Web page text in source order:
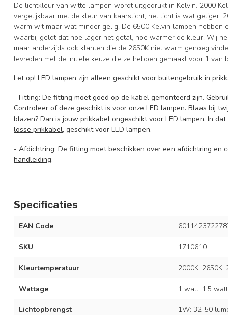
De lichtkleur van witte lampen wordt uitgedrukt in Kelvin. 2000
vergelijkbaar met de kleur van kaarslicht, het licht is wat geliger.
warm wit maar wat minder gelig. De 6500 Kelvin lampen hebben
waarbij geldt dat hoe lager het getal, hoe warmer de kleur. Wij
maar anderzijds ook klanten die de 2650K niet warm genoeg
tevreden met de initiële keuze die ze hebben gemaakt voor 1 van
Let op! LED lampen zijn alleen geschikt voor buitengebruik in
- Fitting: De fitting moet goed op de kabel gemonteerd zijn.
Controleer of deze geschikt is voor onze LED lampen. Blaas bij
blazen? Dan is jouw prikkabel ongeschikt voor LED lampen. In
losse prikkabel, geschikt voor LED lampen.
- Afdichtring: De fitting moet beschikken over een afdichtring en
handleiding.
Specificaties
EAN Code
SKU 1710610
Kleurtemperatuur 2000K, 2650K,
Wattage 1 watt, 1,5
Lichtopbrengst
1W: 32-50